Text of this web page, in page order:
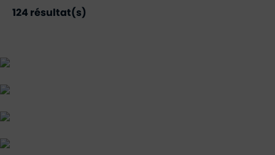
124 résultat(s)